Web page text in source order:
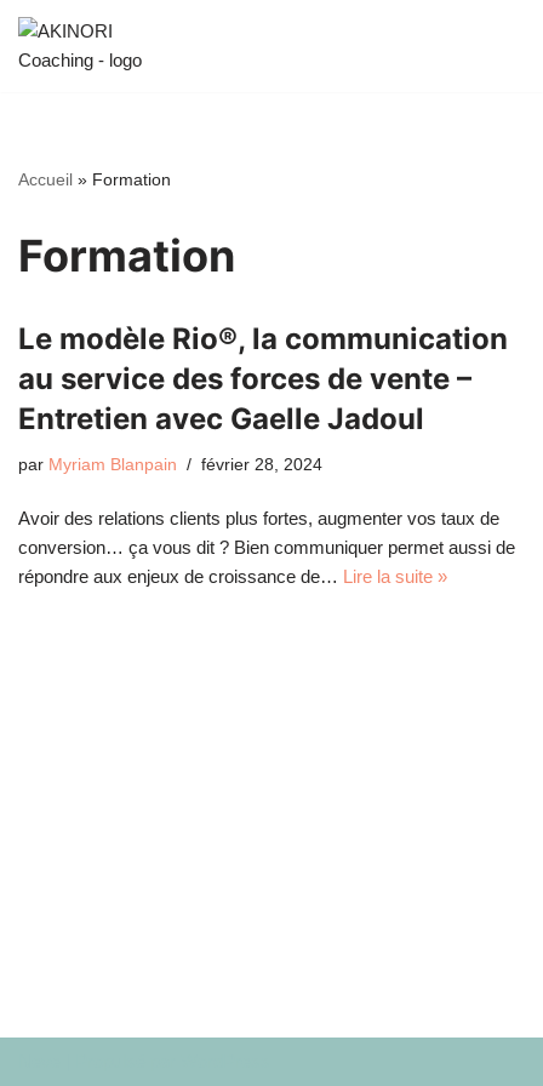
Aller
Accueil » Formation
Formation
Le modèle Rio®, la communication
au service des forces de vente –
Entretien avec Gaelle Jadoul
par Myriam Blanpain février 28, 2024
Avoir des relations clients plus fortes, augmenter vos taux de
conversion… ça vous dit ? Bien communiquer permet aussi de
répondre aux enjeux de croissance de… Lire la suite »